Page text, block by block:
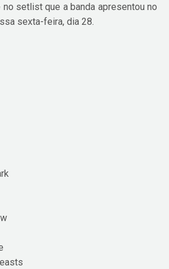
setlist que a banda apresentou no
sexta-feira, dia 28.